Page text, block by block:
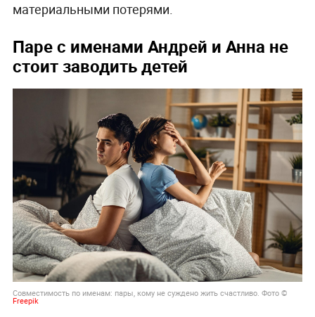
материальными потерями.
Паре с именами Андрей и Анна не
стоит заводить детей
Совместимость по именам: пары, кому не суждено жить счастливо. Фото ©
Freepik